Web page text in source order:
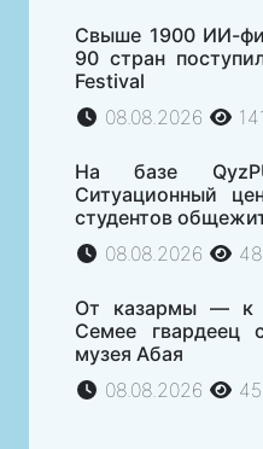
Свыше 1900 ИИ-
90 стран
Festival
08.08.2026
141
На базе
Ситуационный
студентов
08.08.2026
От казармы — к
Семее гвардеец
музея Абая
08.08.2026